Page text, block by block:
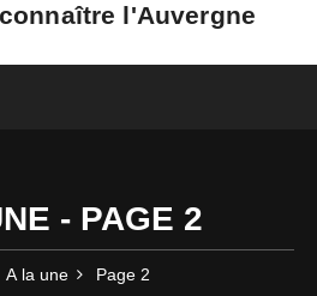
l'Auvergne
- PAGE 2
A la une Page 2